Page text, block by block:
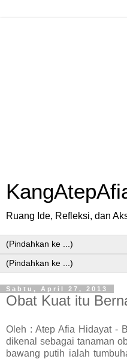
Ruang Ide, Refleksi, dan
Sabtu, April 27, 2013
Obat Kuat itu
Oleh : Atep Afia Hidayat -
dikenal sebagai tanaman
bawang putih ialah